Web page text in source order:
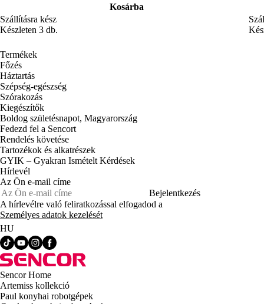
Kosárba
Szállításra kész
Készleten 3 db.
Termékek
Főzés
Háztartás
Szépség-egészség
Szórakozás
Kiegészítők
Boldog születésnapot, Magyarország
Fedezd fel a Sencort
Rendelés követése
Tartozékok és alkatrészek
GYIK – Gyakran Ismételt Kérdések
Hírlevél
Az Ön e-mail címe
Bejelentkezés
A hírlevélre való feliratkozással elfogadod a
Személyes adatok kezelését
HU
Sencor Home
Artemiss kollekció
Paul konyhai robotgépek